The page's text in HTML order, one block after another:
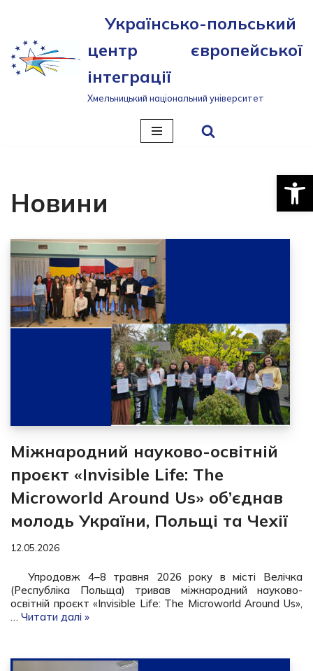
Перейти
до
вмісту
Українсько-польський
центр європейської
інтеграції
Хмельницький національний університет
Новини
Міжнародний науково-освітній
проєкт «Invisible Life: The
Microworld Around Us» об’єднав
молодь України, Польщі та Чехії
12.05.2026
Упродовж 4–8 травня 2026 року в місті Велічка
(Республіка Польща) тривав міжнародний науково-
освітній проєкт «Invisible Life: The Microworld Around Us»,
… Читати далі »